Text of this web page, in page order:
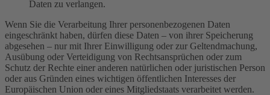
Daten zu verlangen.
Wenn Sie die Verarbeitung Ihrer personenbezogenen Daten
eingeschränkt haben, dürfen diese Daten – von ihrer Speicherung
abgesehen – nur mit Ihrer Einwilligung oder zur Geltendmachung,
Ausübung oder Verteidigung von Rechtsansprüchen oder zum
Schutz der Rechte einer anderen natürlichen oder juristischen Person
oder aus Gründen eines wichtigen öffentlichen Interesses der
Europäischen Union oder eines Mitgliedstaats verarbeitet werden.